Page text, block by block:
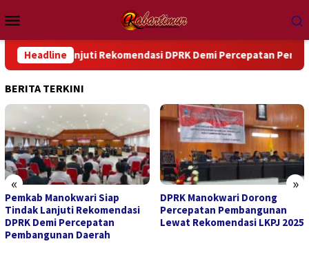
ke
kontenMobile
Headline
Lanjuti Rekomendasi DPRK Demi Percepatan Pembangunan
BERITA TERKINI
« »
DPRK Manokwari Dorong
Percepatan Pembangunan
Lewat Rekomendasi LKPJ 2025
Sambut Hari Pengayoman ke-
81, Kanwil Kemenkum Papua
Barat Ziarah ke TMP Trikora